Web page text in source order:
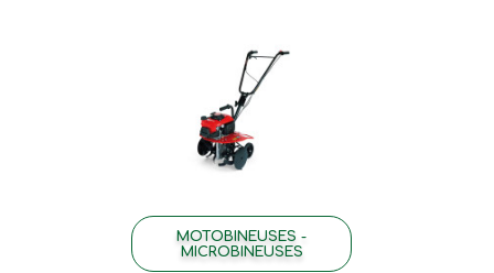
MOTOBINEUSES -
MICROBINEUSES